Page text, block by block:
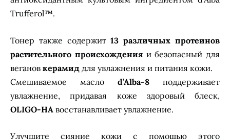
Trufferol™.
Тонер также содержит13 различных протеинов
растительного происхожденияи безопасный для
веганов керамид для увлажнения и питания кожи.
Смешиваемое масло d’Alba-8 поддерживает
увлажнение, придавая коже здоровый блеск,
OLIGO-HA восстанавливает увлажнение.
Улучшите сияние кожи с помощью этого